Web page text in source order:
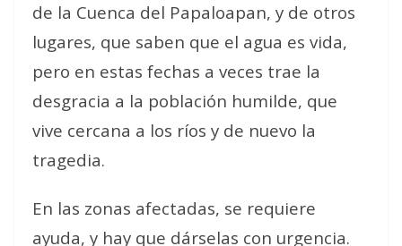
de la Cuenca del Papaloapan, y de otros
lugares, que saben que el agua es vida,
pero en estas fechas a veces trae la
desgracia a la población humilde, que
vive cercana a los ríos y de nuevo la
tragedia.
En las zonas afectadas, se requiere
ayuda, y hay que dárselas con urgencia.